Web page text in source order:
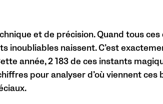
et de précision. Quand tous
inoubliables naissent. C’est
année, 2 183 de ces instants
pour analyser d’où viennent ces